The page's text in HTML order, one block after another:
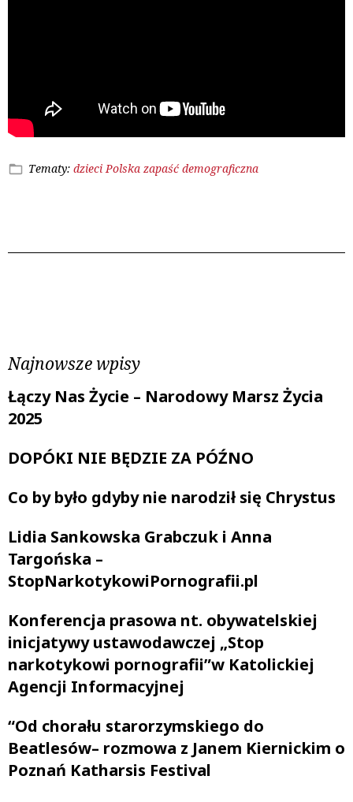
Tematy: dzieci Polska zapaść demograficzna
Najnowsze wpisy
Łączy Nas Życie – Narodowy Marsz Życia
2025
DOPÓKI NIE BĘDZIE ZA PÓŹNO
Co by było gdyby nie narodził się Chrystus
Lidia Sankowska Grabczuk i Anna
Targońska –
StopNarkotykowiPornografii.pl
Konferencja prasowa nt. obywatelskiej
inicjatywy ustawodawczej „Stop
narkotykowi pornografii”w Katolickiej
Agencji Informacyjnej
“Od chorału starorzymskiego do
Beatlesów– rozmowa z Janem Kiernickim o
Poznań Katharsis Festival